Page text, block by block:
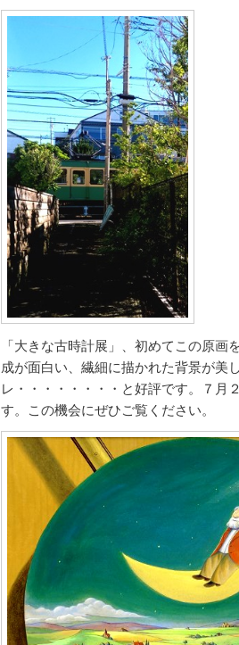
「大きな古時計展」、初めてこの原
成が面白い、繊細に描かれた背景が美
レ・・・・・・・・と好評です。７月
す。この機会にぜひご覧ください。